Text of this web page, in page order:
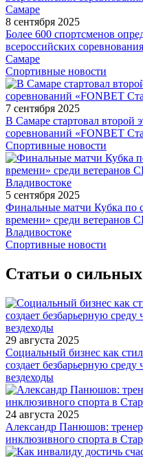
8 сентября 2025
Более 600 спортсменов
всероссийских
Самаре
Спортивные новости
7 сентября 2025
В Самаре стартовал второй
соревнований «FONBET
Спортивные новости
5 сентября 2025
Финальные матчи Кубка по
времени» среди ветеранов
Владивостоке
Спортивные новости
Статьи о сильных
29 августа 2025
Социальный бизнес как
создает безбарьерную
вездеходы
24 августа 2025
Александр Панюшов:
инклюзивного спорта в